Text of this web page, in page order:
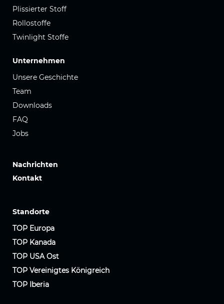
Plissierter Stoff
Rollostoffe
Twinlight Stoffe
Unternehmen
Unsere Geschichte
Team
Downloads
FAQ
Jobs
Nachrichten
Kontakt
Standorte
TOP Europa
TOP Kanada
TOP USA Ost
TOP Vereinigtes Königreich
TOP Iberia